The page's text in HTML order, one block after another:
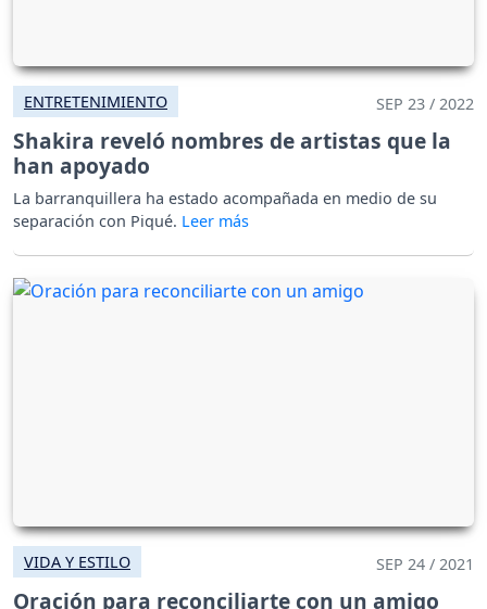
ENTRETENIMIENTO SEP 23 / 2022
Shakira reveló nombres de artistas que la
han apoyado
La barranquillera ha estado acompañada en medio de su
separación con Piqué.
VIDA Y ESTILO SEP 24 / 2021
Oración para reconciliarte con un amigo